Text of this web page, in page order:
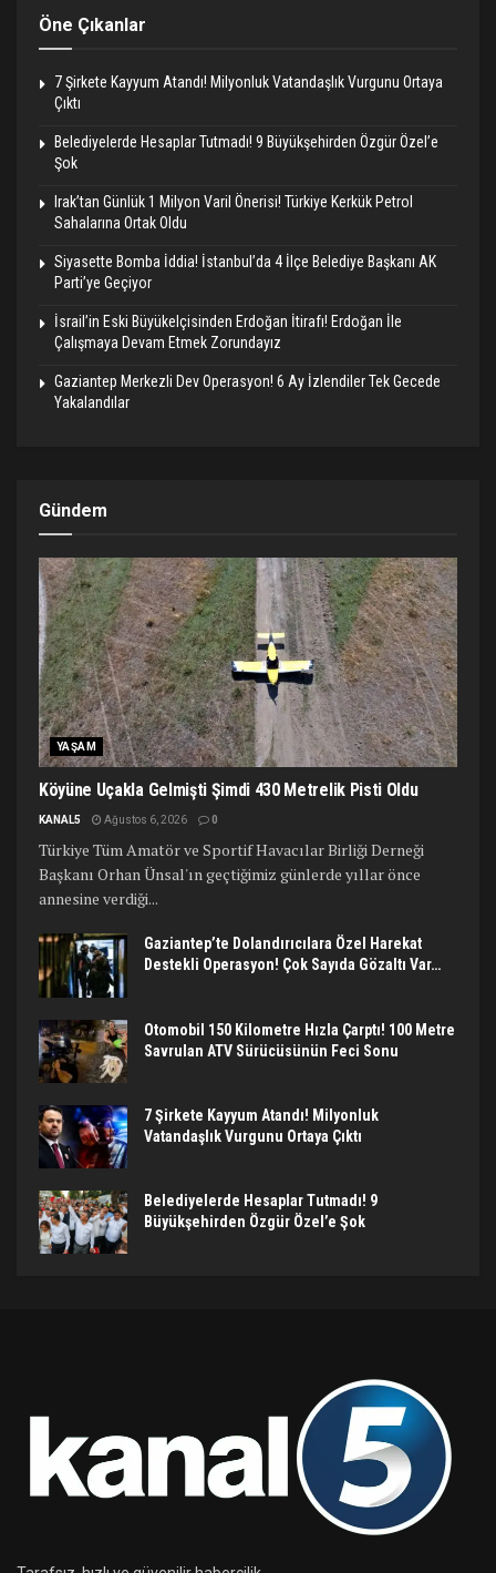
Öne Çıkanlar
7 Şirkete Kayyum Atandı! Milyonluk Vatandaşlık Vurgunu Ortaya
Çıktı
Belediyelerde Hesaplar Tutmadı! 9 Büyükşehirden Özgür Özel’e
Şok
Irak’tan Günlük 1 Milyon Varil Önerisi! Türkiye Kerkük Petrol
Sahalarına Ortak Oldu
Siyasette Bomba İddia! İstanbul’da 4 İlçe Belediye Başkanı AK
Parti’ye Geçiyor
İsrail’in Eski Büyükelçisinden Erdoğan İtirafı! Erdoğan İle
Çalışmaya Devam Etmek Zorundayız
Gaziantep Merkezli Dev Operasyon! 6 Ay İzlendiler Tek Gecede
Yakalandılar
Gündem
YAŞAM
Köyüne Uçakla Gelmişti Şimdi 430 Metrelik Pisti Oldu
KANAL5 Ağustos 6, 2026 0
Türkiye Tüm Amatör ve Sportif Havacılar Birliği Derneği
Başkanı Orhan Ünsal'ın geçtiğimiz günlerde yıllar önce
annesine verdiği...
Gaziantep’te Dolandırıcılara Özel Harekat
Destekli Operasyon! Çok Sayıda Gözaltı Var…
Otomobil 150 Kilometre Hızla Çarptı! 100 Metre
Savrulan ATV Sürücüsünün Feci Sonu
7 Şirkete Kayyum Atandı! Milyonluk
Vatandaşlık Vurgunu Ortaya Çıktı
Belediyelerde Hesaplar Tutmadı! 9
Büyükşehirden Özgür Özel’e Şok